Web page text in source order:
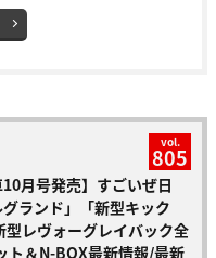
vol.
805
10月号発売】すごいぜ日
ランド」「新型キック
型レヴォーグレイバック全
ト＆N-BOX最新情報/最新